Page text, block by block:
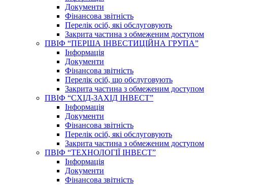
Документи
Фінансова звітність
Перелік осіб, які обслуговують
Закрита частина з обмеженим доступом
ПВІФ “ПЕРША ІНВЕСТИЦІЙНА ГРУПА”
Інформація
Документи
Фінансова звітність
Перелік осіб, що обслуговують
Закрита частина з обмеженим доступом
ПВІФ “СХІД-ЗАХІД ІНВЕСТ”
Інформація
Документи
Фінансова звітність
Перелік осіб, які обслуговують
Закрита частина з обмеженим доступом
ПВІФ “ТЕХНОЛОГІЇ ІНВЕСТ”
Інформація
Документи
Фінансова звітність